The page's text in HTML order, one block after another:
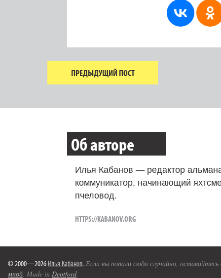
ПРЕДЫДУЩИЙ ПОСТ
Об авторе
Илья Кабанов — редактор
коммуникатор, начинающий
пчеловод.
HTTPS://KABANOV.ORG
© 2000—2026 Илья Кабанов. Если вы попали сюда случайно,
мной. Made in Deptford.